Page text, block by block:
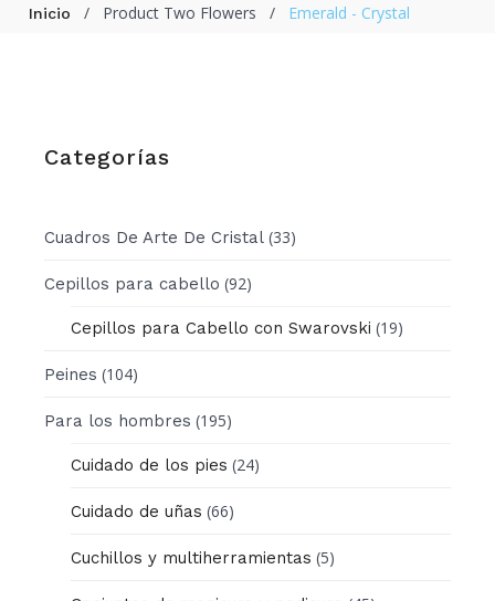
Inicio / Product Two Flowers / Emerald - Crystal
Categorías
Cuadros De Arte De Cristal (33)
Cepillos para cabello (92)
Cepillos para Cabello con Swarovski (19)
Peines (104)
Para los hombres (195)
Cuidado de los pies (24)
Cuidado de uñas (66)
Cuchillos y multiherramientas (5)